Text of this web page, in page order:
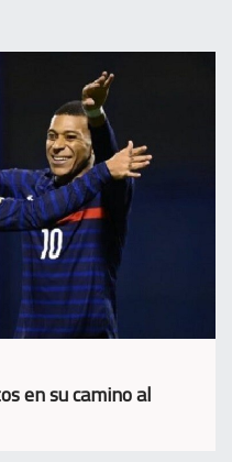
en su camino al